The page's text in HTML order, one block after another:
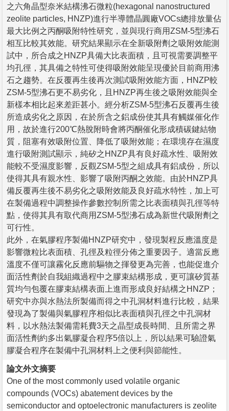
之六角晶型奈米結構沸石微粒(hexagonal nanostructured
zeolite particles, HNZP)進行半導體晶圓廠VOCs總排放量佔
最大比例之丙酮吸附特性研究，並與現行商用ZSM-5型沸石
相互比較其效能。研究結果顯示在全新吸附劑之吸附效能測
試中，所合成之HNZP具備大比表面積，且可視需要調整平
均孔徑，其具備之特性可使得吸附效能呈現優於目前商用沸
石之趨勢。在反覆再生後再次測試吸附效能方面，HNZP較
ZSM-5型沸石更不易劣化，且HNZP再生後之吸附效能與全
新樣本相比起來差距甚小。經分析ZSM-5型沸石反覆再生後
所造成劣化之原因，在於所含之鋁成份使其具有觸媒催化作
用，故於進行200℃熱脫附時會將丙酮催化形成積碳鍵結物
質，阻塞有效吸附位置、降低了吸附效能；在環境存在濕度
進行吸附測試顯示，純矽之HNZP具有良好疏水性、吸附效
能較不受濕度影響，反觀ZSM-5型之組成具有鋁成份，所以
使得其具有親水性、影響了吸附丙酮之效能。由於HNZP具
備反覆再生後不易劣化之吸附效能及良好疏水特性，加上可
在製備過程中調整操作參數控制所需之比表面積與孔徑等特
點，使得其具有取代商用ZSM-5型沸石成為新世代吸附劑之
可行性。
此外，在氣膠程序製備HNZP研究中，發現製程反應溫度是
影響微粒比表面積、孔徑及粒徑分佈之重要因子。適當反應
溫度不僅可讓霧化反應前驅物之揮發更為完善，也能促進介
面活性劑於自我組織過程中之膠束結構形成，更可讓矽質基
質均勻包覆在膠束結構表面上進而形成良好結構之HNZP；
研究中亦與水熱法所製備而得之中孔洞材料進行比較，結果
發現為了製備與氣膠程序相似比表面積與孔徑之中孔洞材
料，以水熱法製備需耗費3天之晶型成長時間、且所需之界
面活性劑約多出氣膠凝合程序5倍以上，所以結果可驗證氣
膠凝合程序在製備中孔洞材料上之便利與節能性。
論文外文摘要
One of the most commonly used volatile organic
compounds (VOCs) abatement devices by the
semiconductor and optoelectronic manufacturers is zeolite